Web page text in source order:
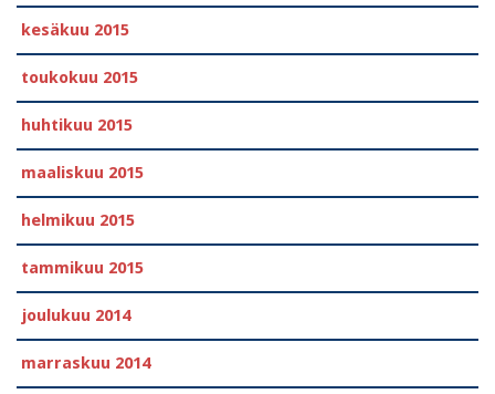
kesäkuu 2015
toukokuu 2015
huhtikuu 2015
maaliskuu 2015
helmikuu 2015
tammikuu 2015
joulukuu 2014
marraskuu 2014